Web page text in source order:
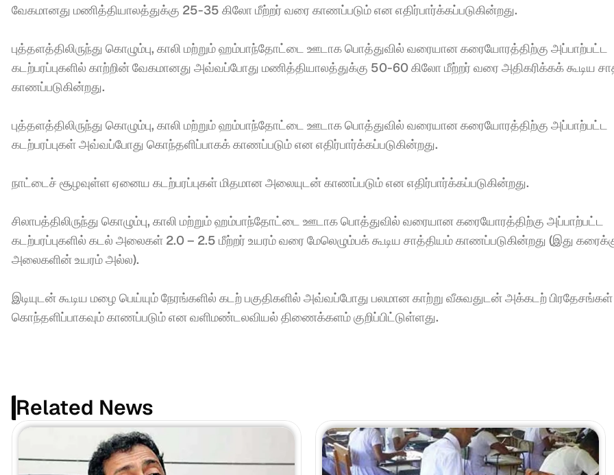
வேகமானது மணித்தியாலத்துக்கு 25-35 கிலோ மீற்றர் வரை காணப்படும் என எதிர்பார்க்கப்படுகின்றது.
புத்தளத்திலிருந்து கொழும்பு, காலி மற்றும் ஹம்பாந்தோட்டை ஊடாக பொத்துவில் வரையான கரையோரத்திற்கு அப்பாற்பட்ட
கடற்பரப்புகளில் காற்றின் வேகமானது அவ்வப்போது மணித்தியாலத்துக்கு 50-60 கிலோ மீற்றர் வரை அதிகரிக்கக் கூடிய
காணப்படுகின்றது.
புத்தளத்திலிருந்து கொழும்பு, காலி மற்றும் ஹம்பாந்தோட்டை ஊடாக பொத்துவில் வரையான கரையோரத்திற்கு அப்பாற்பட்ட
கடற்பரப்புகள் அவ்வப்போது கொந்தளிப்பாகக் காணப்படும் என எதிர்பார்க்கப்படுகின்றது.
நாட்டைச் சூழவுள்ள ஏனைய கடற்பரப்புகள் மிதமான அலையுடன் காணப்படும் என எதிர்பார்க்கப்படுகின்றது.
சிலாபத்திலிருந்து கொழும்பு, காலி மற்றும் ஹம்பாந்தோட்டை ஊடாக பொத்துவில் வரையான கரையோரத்திற்கு அப்பாற்பட்ட
கடற்பரப்புகளில் கடல் அலைகள் 2.0 – 2.5 மீற்றர் உயரம் வரை மேலெழும்பக் கூடிய சாத்தியம் காணப்படுகின்றது (இது
அலைகளின் உயரம் அல்ல).
இடியுடன் கூடிய மழை பெய்யும் நேரங்களில் கடற் பகுதிகளில் அவ்வப்போது பலமான காற்று வீசுவதுடன் அக்கடற் பிரதேசங்கள்
கொந்தளிப்பாகவும் காணப்படும் என வளிமண்டலவியல் திணைக்களம் குறிப்பிட்டுள்ளது.
Related News